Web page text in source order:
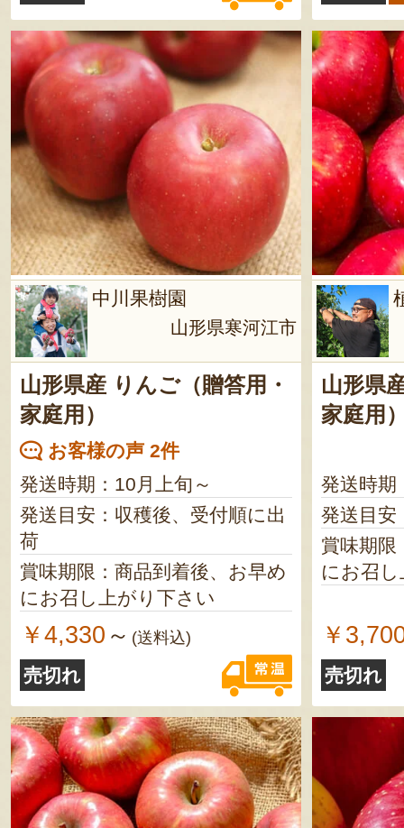
中川果樹園
山形県寒河江市
山形県産 りんご（贈答用・
家庭用）
お客様の声 2件
発送時期：10月上旬～
発送目安：収穫後、受付順に出
荷
賞味期限：商品到着後、お早め
にお召し上がり下さい
￥4,330 ～ (送料込)
売切れ
山形県
家庭用
発送時期
発送目安
賞味期限
にお召
￥
売切れ